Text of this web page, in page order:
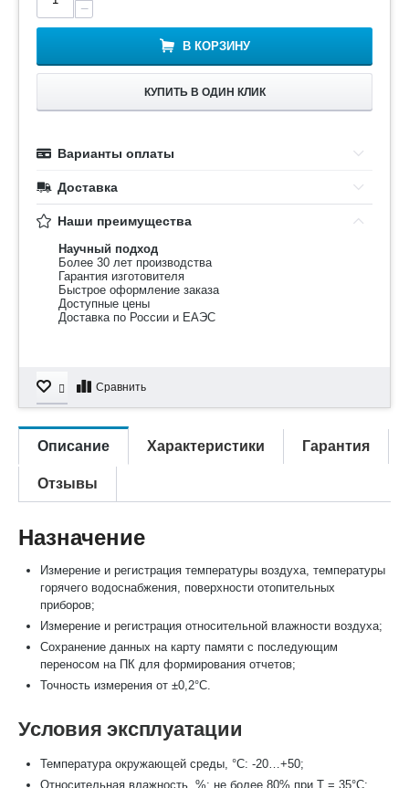
−
В КОРЗИНУ
КУПИТЬ В ОДИН КЛИК
Варианты оплаты
Доставка
Наши преимущества
Научный подход
Более 30 лет производства
Гарантия изготовителя
Быстрое оформление заказа
Доступные цены
Доставка по России и ЕАЭС
Сравнить
Описание Характеристики Гарантия
Отзывы
Назначение
Измерение и регистрация температуры воздуха, температуры
горячего водоснабжения, поверхности отопительных
приборов;
Измерение и регистрация относительной влажности воздуха;
Сохранение данных на карту памяти с последующим
переносом на ПК для формирования отчетов;
Точность измерения от ±0,2°С.
Условия эксплуатации
Температура окружающей среды, °С: -20…+50;
Относительная влажность, %: не более 80% при T = 35°С;